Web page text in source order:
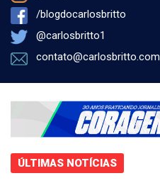
/blogdocarlosbritto
@carlosbritto1
contato@carlosbritto.com
ÚLTIMAS NOTÍCIAS